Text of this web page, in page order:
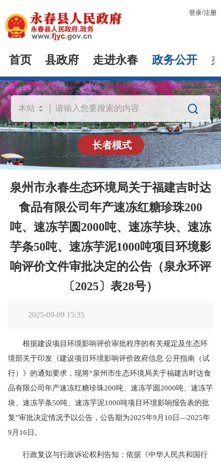
登录/注册
首页 县政府 走进永春 政务公开

长者模式
泉州市永春生态环境局关于福建吉时达
食品有限公司年产速冻红糖珍珠200
吨、速冻芋圆2000吨、速冻芋块、速冻
芋条50吨、速冻芋泥1000吨项目环境影
响评价文件审批决定的公告（泉永环评
〔2025〕表28号）
2025-09-09 15:35
根据建设项目环境影响评价审批程序的有关规定及生态环
境部关于印发《建设项目环境影响评价政府信息 公开指南（试
行）》的通知要求，现将“泉州市生态环境局关于福建吉时达食
品有限公司年产速冻红糖珍珠200吨、速冻芋圆2000吨、速冻芋
块、速冻芋条50吨、速冻芋泥1000吨项目环境影响报告表的批
复”审批决定情况予以公告，公告期为2025年9月10日—2025年
9月16日。
行政复议与行政诉讼权利告知：依据《中华人民共和国行